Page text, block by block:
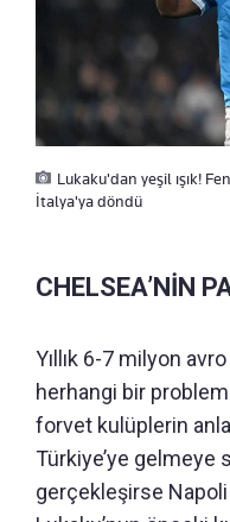
Lukaku'dan yeşil ışık!
İtalya'ya döndü
CHELSEA’NİN
Yıllık 6-7 milyon
herhangi bir
forvet kulüplerin
Türkiye’ye gelmeye
gerçekleşirse Napoli